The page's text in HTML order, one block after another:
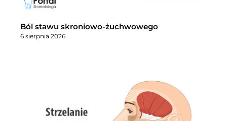
Ból stawu skroniowo-żuchwowego
6 sierpnia 2026